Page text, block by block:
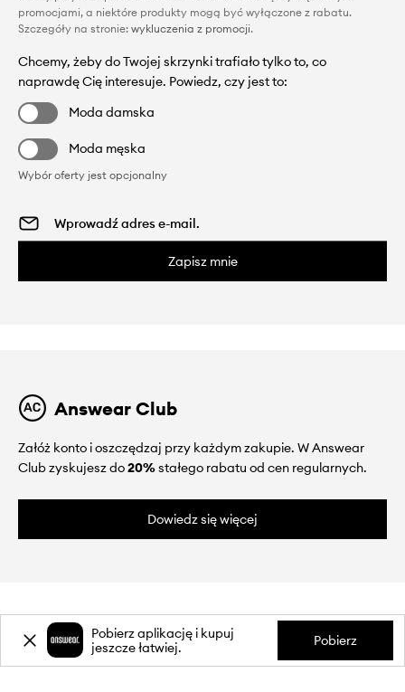
promocjami, a niektóre produkty mogą być wyłączone z rabatu.
Szczegóły na stronie: wykluczenia z promocji.
Chcemy, żeby do Twojej skrzynki trafiało tylko to, co
naprawdę Cię interesuje. Powiedz, czy jest to:
Moda damska
Moda męska
Wybór oferty jest opcjonalny
Zapisz mnie
Answear Club
Załóż konto i oszczędzaj przy każdym zakupie. W Answear
Club zyskujesz do20%stałego rabatu od cen regularnych.
Dowiedz się więcej
O NAS
Pobierz aplikację i kupuj
jeszcze łatwiej.
Pobierz